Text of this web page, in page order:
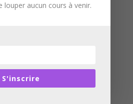
Elaborez une stratégie de
conseillé.
louper aucun cours à venir.
S'inscrire